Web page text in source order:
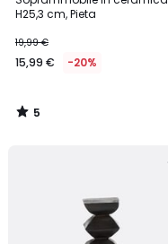
H25,3 cm, Pieta
19,99 €
15,99 € -20%
5
5
/